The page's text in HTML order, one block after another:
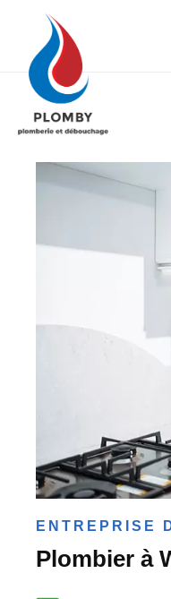
ENTREPRISE
Plombier à